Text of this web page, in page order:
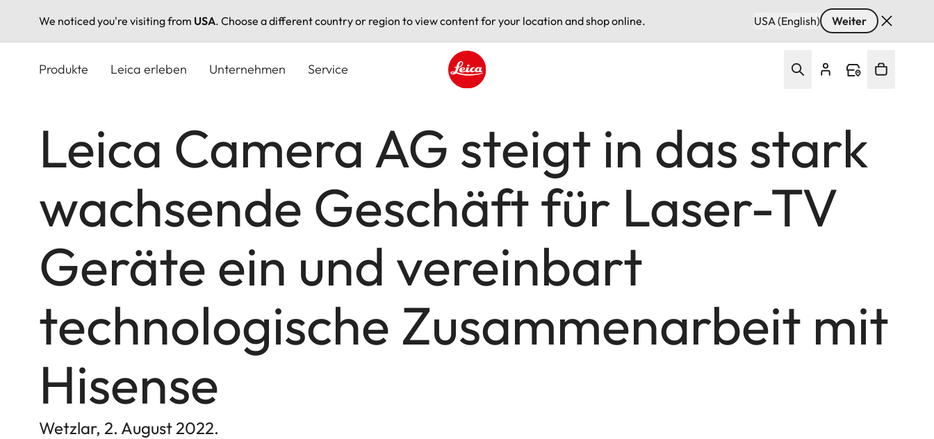
We noticed you're visiting from USA. Choose a different country or region to view content for your location and shop online. USA (English) Weiter
Produkte Leica erleben Unternehmen Service
Leica Camera AG steigt in das stark
wachsende Geschäft für Laser-TV
Geräte ein und vereinbart
technologische Zusammenarbeit mit
Hisense
Wetzlar, 2. August 2022.